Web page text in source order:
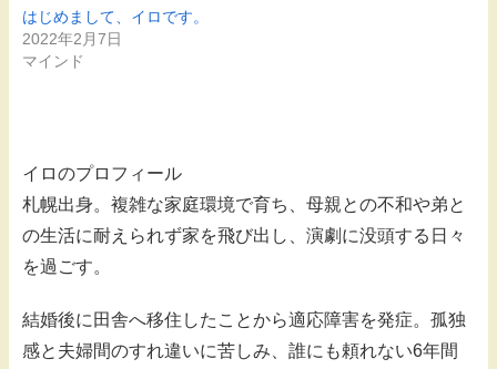
はじめまして、イロです。
2022年2月7日
マインド
イロのプロフィール
札幌出身。複雑な家庭環境で育ち、母親との不和や弟と
の生活に耐えられず家を飛び出し、演劇に没頭する日々
を過ごす。
結婚後に田舎へ移住したことから適応障害を発症。孤独
感と夫婦間のすれ違いに苦しみ、誰にも頼れない6年間